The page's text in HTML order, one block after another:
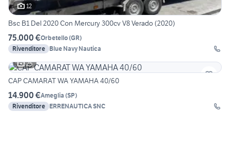
12
Bsc B1 Del 2020 Con Mercury 300cv V8 Verado (2020)
75.000 €Orbetello(GR)
Rivenditore Blue Navy Nautica
25
CAP CAMARAT WA YAMAHA 40/60
14.900 €Ameglia (SP)
Rivenditore ERRENAUTICA SNC